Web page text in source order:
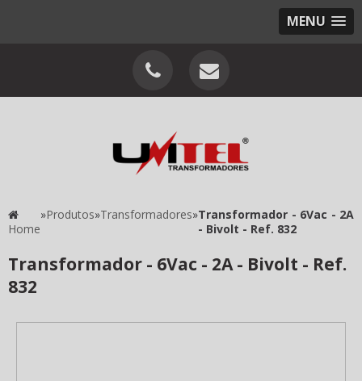
MENU
Home
»Produtos»Transformadores»Transformador - 6Vac - 2A
- Bivolt - Ref. 832
Transformador - 6Vac - 2A - Bivolt - Ref.
832